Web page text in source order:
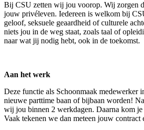
Bij CSU zetten wij jou voorop. Wij zorgen
jouw privéleven. Iedereen is welkom bij
geloof, seksuele geaardheid of culturele
niets jou in de weg staat, zoals taal of
naar wat jij nodig hebt, ook in de toekomst.
Aan het werk
Deze functie als Schoonmaak medewerker
nieuwe parttime baan of bijbaan worden!
wij jou binnen 2 werkdagen. Daarna kom je
Vaak tekenen we dan meteen jouw contract